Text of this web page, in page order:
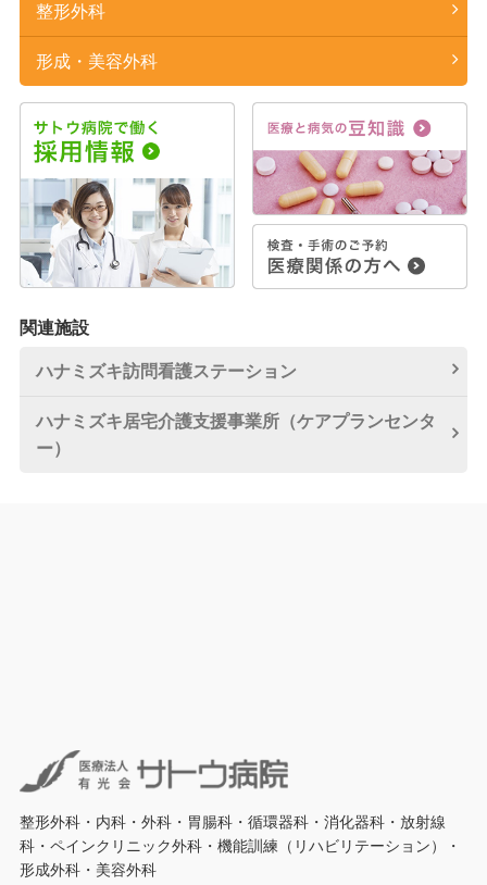
整形外科
形成・美容外科
関連施設
ハナミズキ訪問看護ステーション
ハナミズキ居宅介護支援事業所（ケアプランセンタ
ー）
整形外科・内科・外科・胃腸科・循環器科・消化器科・放射線
科・ペインクリニック外科・機能訓練（リハビリテーション）・
形成外科・美容外科